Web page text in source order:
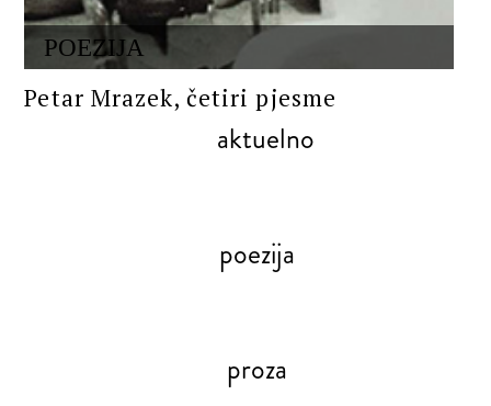
POEZIJA
Petar Mrazek, četiri pjesme
aktuelno
poezija
proza